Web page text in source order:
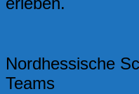
Nordhessische
Teams